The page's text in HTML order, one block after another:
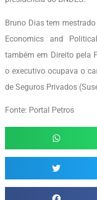
Bruno Dias tem
Economics and
também em Direito pela
o executivo ocupava o
de Seguros Privados
Fonte: Portal Petros